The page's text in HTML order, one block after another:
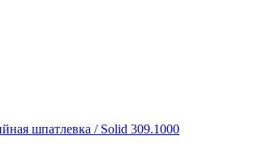
шпатлевка / Solid 309.1000